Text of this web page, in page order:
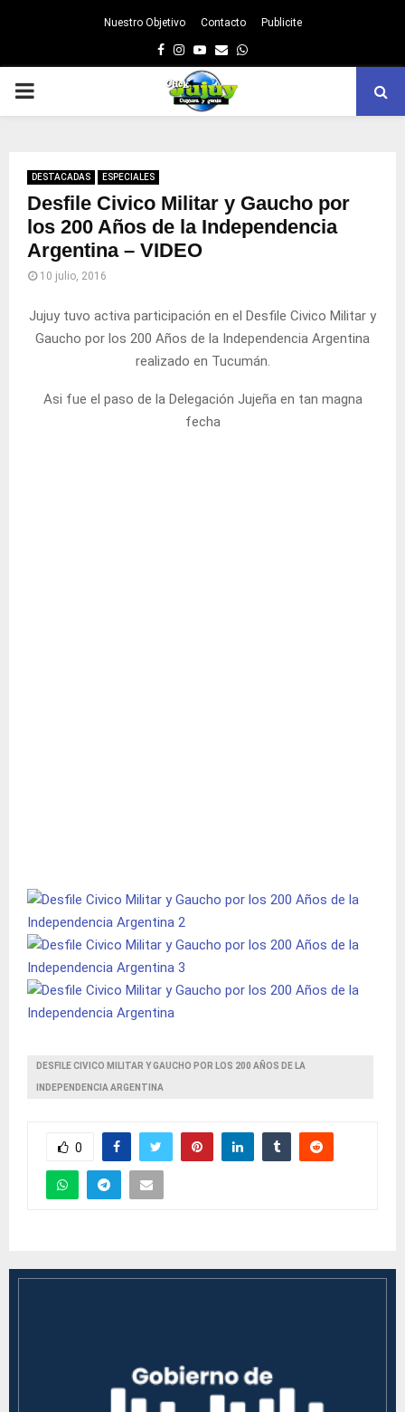
Nuestro Objetivo Contacto Publicite
Facebook
Instagram
Youtube
EmailWhatsapp
PRIMARY
DESTACADAS ESPECIALES
Desfile Civico Militar y Gaucho por
los 200 Años de la Independencia
Argentina – VIDEO
10 julio, 2016
Jujuy tuvo activa participación en el Desfile Civico Militar y
Gaucho por los 200 Años de la Independencia Argentina
realizado en Tucumán.
Asi fue el paso de la Delegación Jujeña en tan magna
fecha
DESFILE CIVICO MILITAR Y GAUCHO POR LOS 200 AÑOS DE LA
INDEPENDENCIA ARGENTINA
0